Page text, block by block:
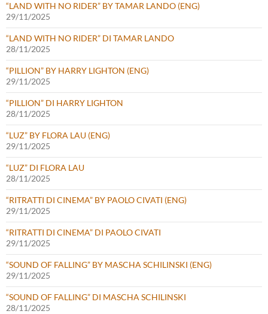
“LAND WITH NO RIDER” BY TAMAR LANDO (ENG)
29/11/2025
“LAND WITH NO RIDER” DI TAMAR LANDO
28/11/2025
“PILLION” BY HARRY LIGHTON (ENG)
29/11/2025
“PILLION” DI HARRY LIGHTON
28/11/2025
“LUZ” BY FLORA LAU (ENG)
29/11/2025
“LUZ” DI FLORA LAU
28/11/2025
“RITRATTI DI CINEMA” BY PAOLO CIVATI (ENG)
29/11/2025
“RITRATTI DI CINEMA” DI PAOLO CIVATI
29/11/2025
“SOUND OF FALLING” BY MASCHA SCHILINSKI (ENG)
29/11/2025
“SOUND OF FALLING” DI MASCHA SCHILINSKI
28/11/2025